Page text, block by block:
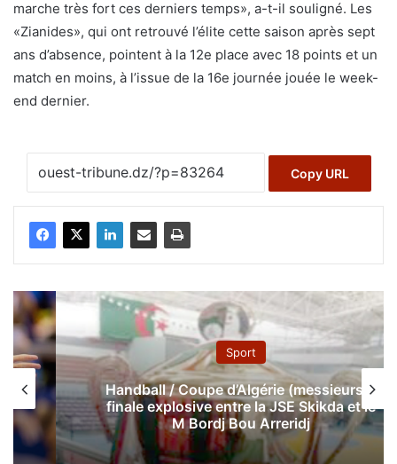
marche très fort ces derniers temps», a-t-il souligné. Les
«Zianides», qui ont retrouvé l’élite cette saison après sept
ans d’absence, pointent à la 12e place avec 18 points et un
match en moins, à l’issue de la 16e journée jouée le week-
end dernier.
Copy URL
Sport
Handball / Coupe d’Algérie (messieurs) :
finale explosive entre la JSE Skikda et le
M Bordj Bou Arreridj